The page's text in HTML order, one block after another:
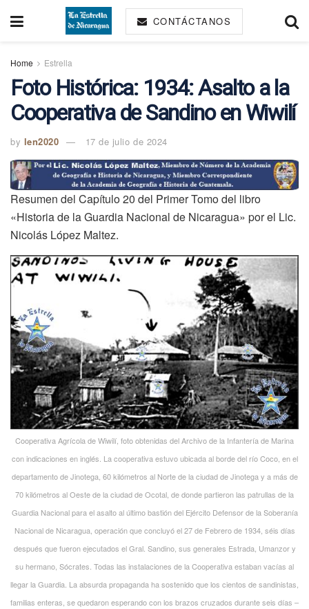
CONTÁCTANOS
Home Estrella
Foto Histórica: 1934: Asalto a la
Cooperativa de Sandino en Wiwilí
by len2020 17 de julio de 2024
Resumen del Capítulo 20 del Primer Tomo del libro
«Historia de la Guardia Nacional de Nicaragua» por el Lic.
Nicolás López Maltez.
Cooperativa Agrícola de Wiwilí, foto obtenidas del Archivo de la Infantería de Marina
con indicaciones en inglés. La cooperativa estuvo ubicada al borde del río Coco, en el
departamento de Jinotega, 60 kilómetros al Norte de la ciudad de Jinotega y a más de
70 kilómetros al Oeste de la ciudad de Ocotal, de donde partieron las patrullas de la
Guardia Nacional para el asalto al último bastión del Ejército Defensor de la Soberanía
Nacional de Nicaragua, operación que concluyó el 27 de Febrero de 1934, séis días
después que fueron ejecutados el Gral. Sandino, sus generales Estrada, Umanzor y
su hermano, Sócrates. Todas las instalaciones de la Cooperativa estaban vacías al
llegar la Guardia. La absurda propaganda ha sostenido que los cientos de sandinistas,
familias enteras, se quedaron esperando con los brazos cruzados durante seis días –